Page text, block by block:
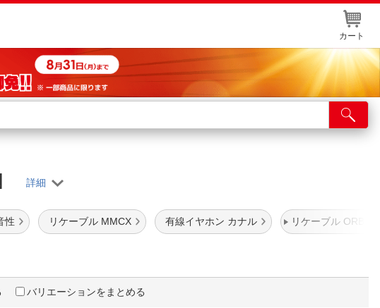
カート
ポイントカードWEB登録
店舗情報・店舗一覧
性 リケーブル MMCX 有線イヤホン カナル リケーブル ORB
バリエーションをまとめる